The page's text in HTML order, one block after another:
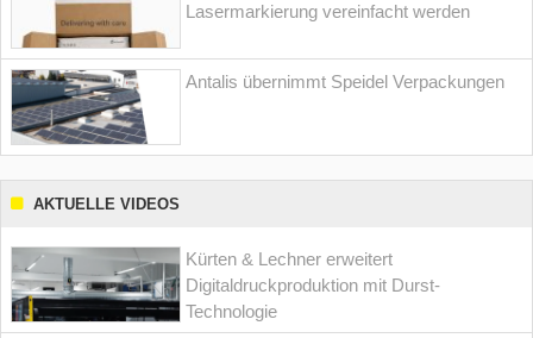
Lasermarkierung vereinfacht werden
Antalis übernimmt Speidel Verpackungen
AKTUELLE VIDEOS
Kürten & Lechner erweitert
Digitaldruckproduktion mit Durst-
Technologie